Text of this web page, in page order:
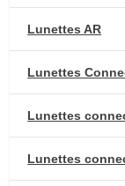
Lunettes AR
Lunettes
Lunettes
Lunettes